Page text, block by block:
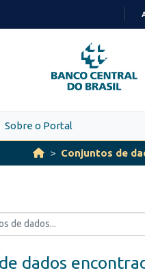
PARA
O
CONTEÚDO
Sobre o Portal
Conjuntos de
dados